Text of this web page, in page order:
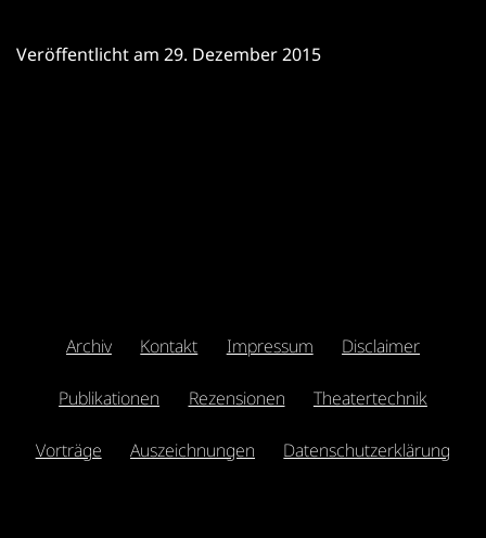
Veröffentlicht am 29. Dezember 2015
Archiv Kontakt Impressum Disclaimer
Publikationen Rezensionen Theatertechnik
Vorträge Auszeichnungen Datenschutzerklärung